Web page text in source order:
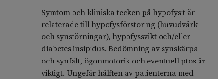
Symtom och kliniska tecken på hypofysit är
relaterade till hypofysförstoring (huvudvärk
och synstörningar), hypofyssvikt och/eller
diabetes insipidus. Bedömning av synskärpa
och synfält, ögonmotorik och eventuell ptos är
viktigt. Ungefär hälften av patienterna med